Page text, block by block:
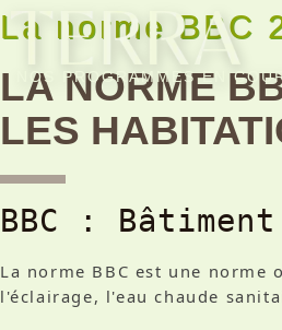
NOS PROGRAMMES EN
La norme BBC
LA NORME
LES
BBC : Bâtiment
La norme BBC est une
l'éclairage, l'eau chaude